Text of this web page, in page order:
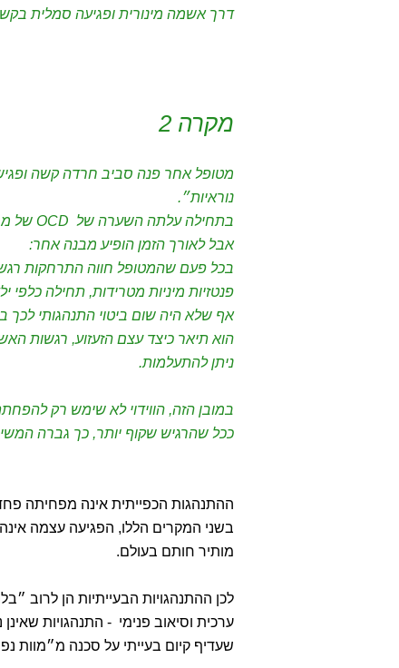
דרך אשמה מינורית ופגיעה סמלית
מקרה 2
מטופל אחר פנה סביב חרדה קשה
נוראיות״.
בתחילה עלתה השערה של OCD של מחשבות אלימות או OCD מיני, עם פחד שהוא אדם מסוכן מינית.
אבל לאורך הזמן הופיע מבנה אחר:
בכל פעם שהמטופל חווה התרחקות
פנטזיות מיניות מטרידות, תחילה כלפי
אף שלא היה שום ביטוי התנהגותי לכך
הוא תיאר כיצד עצם הזעזוע, רגשות
ניתן להתעלמות.
במובן הזה, הווידוי לא שימש רק
ככל שהרגיש שקוף יותר, כך גברה
ההתנהגות הכפייתית אינה מפחיתה
בשני המקרים הללו, הפגיעה עצמה
מותיר חותם בעולם.
לכן ההתנהגויות הבעייתיות הן לרוב
ערכית וסיאוב פנימי - התנהגויות
שעדיף קיום בעייתי על סכנה מ״מוות